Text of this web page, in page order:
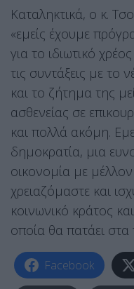
Καταληκτικά, ο κ.
«εμείς έχουμε
για το ιδιωτικό
τις συντάξεις με το
και το ζήτημα της
ασθενείας σε
και πολλά ακόμη.
δημοκρατία, μια
οικονομία με
χρειαζόμαστε και
κοινωνικό κράτος
οποία θα πατάει στα
Facebook